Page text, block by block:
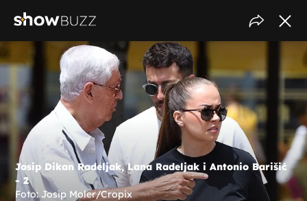
Josip Dikan Radeljak, Lana Radeljak i Antonio Barišić
- 2
Foto: Josip Moler/Cropix